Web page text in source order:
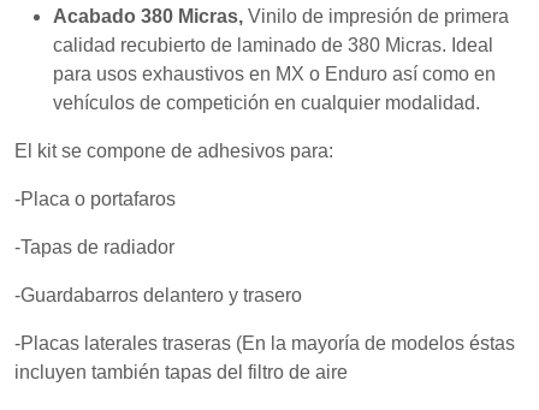
Acabado 380 Micras, Vinilo de impresión de primera
calidad recubierto de laminado de 380 Micras. Ideal
para usos exhaustivos en MX o Enduro así como en
vehículos de competición en cualquier modalidad.
El kit se compone de adhesivos para:
-Placa o portafaros
-Tapas de radiador
-Guardabarros delantero y trasero
-Placas laterales traseras (En la mayoría de modelos éstas
incluyen también tapas del filtro de aire
ofertas